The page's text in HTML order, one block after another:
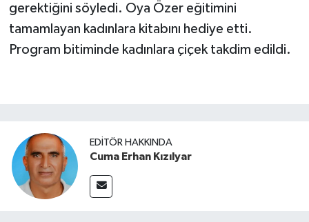
gerektiğini söyledi. Oya Özer eğitimini
tamamlayan kadınlara kitabını hediye etti.
Program bitiminde kadınlara çiçek takdim edildi.
EDITÖR HAKKINDA
Cuma Erhan Kızılyar